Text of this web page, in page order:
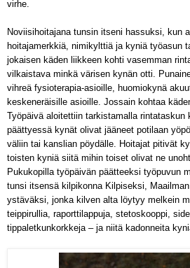
virhe.
Noviisihoitajana tunsin itseni hassuksi, kun
hoitajamerkkiä, nimikylttiä ja kyniä työasun
jokaisen käden liikkeen kohti vasemman
vilkaistava minkä värisen kynän otti.
vihreä fysioterapia-asioille, huomiokynä
keskeneräisille asioille. Jossain kohtaa
Työpäivä aloitettiin tarkistamalla rintataskun
päättyessä kynät olivat jääneet potilaan
väliin tai kanslian pöydälle. Hoitajat pitivät
toisten kyniä siitä mihin toiset olivat ne
Pukukopilla työpäivän päätteeksi työpuvun
tunsi itsensä kilpikonna Kilpiseksi,
ystäväksi, jonka kilven alta löytyy melkein
teippirullia, raporttilappuja, stetoskooppi,
tippaletkunkorkkeja – ja niitä kadonneita